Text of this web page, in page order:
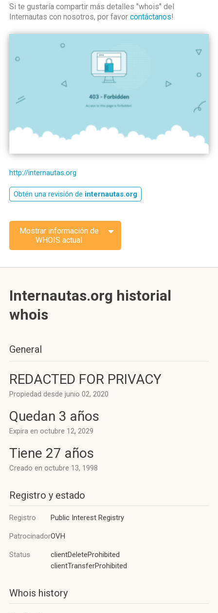
Si te gustaría compartir más detalles "whois" del
Internautas con nosotros, por favor contáctanos!
http://internautas.org
Obtén una revisión de internautas.org
Mostrar información de
WHOIS actual
Internautas.org historial
whois
General
REDACTED FOR PRIVACY
Propiedad desde junio 02, 2020
Quedan 3 años
Expira en octubre 12, 2029
Tiene 27 años
Creado en octubre 13, 1998
Registro y estado
Registro Public Interest Registry
PatrocinadorOVH
Status
clientDeleteProhibited
clientTransferProhibited
Whois history